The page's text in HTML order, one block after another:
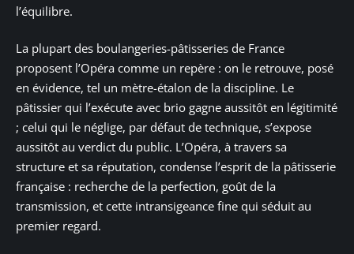
l’équilibre.
La plupart des boulangeries-pâtisseries de France
proposent l’Opéra comme un repère : on le retrouve, posé
en évidence, tel un mètre-étalon de la discipline. Le
pâtissier qui l’exécute avec brio gagne aussitôt en légitimité
; celui qui le néglige, par défaut de technique, s’expose
aussitôt au verdict du public. L’Opéra, à travers sa
structure et sa réputation, condense l’esprit de la pâtisserie
française : recherche de la perfection, goût de la
transmission, et cette intransigeance fine qui séduit au
premier regard.